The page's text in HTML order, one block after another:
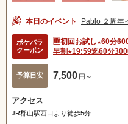
本日のイベント Pablo ２周年
ポケパラ
クーポン
🆕初回お試し★60分
早割★19:59迄60分
予算目安 7,500 円～
アクセス
JR郡山駅西口より徒歩5分